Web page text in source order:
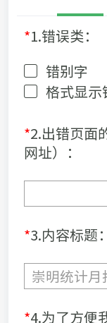
*1.错误类：
错别字
格式显示
*2.出错页面
网址）：
*3.内容标题：
*4.为了方便